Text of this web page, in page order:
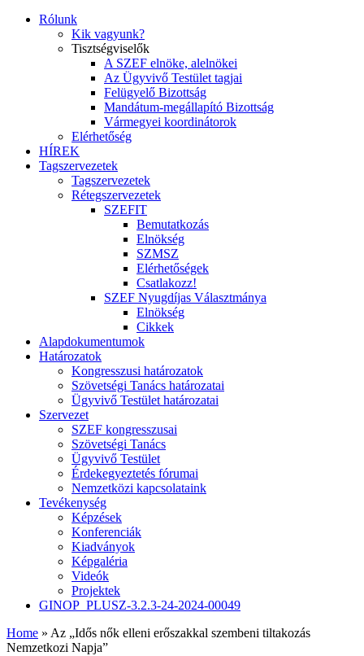
Rólunk
Kik vagyunk?
Tisztségviselők
A SZEF elnöke, alelnökei
Az Ügyvivő Testület tagjai
Felügyelő Bizottság
Mandátum-megállapító Bizottság
Vármegyei koordinátorok
Elérhetőség
HÍREK
Tagszervezetek
Tagszervezetek
Rétegszervezetek
SZEFIT
Bemutatkozás
Elnökség
SZMSZ
Elérhetőségek
Csatlakozz!
SZEF Nyugdíjas Választmánya
Elnökség
Cikkek
Alapdokumentumok
Határozatok
Kongresszusi határozatok
Szövetségi Tanács határozatai
Ügyvivő Testület határozatai
Szervezet
SZEF kongresszusai
Szövetségi Tanács
Ügyvivő Testület
Érdekegyeztetés fórumai
Nemzetközi kapcsolataink
Tevékenység
Képzések
Konferenciák
Kiadványok
Képgaléria
Videók
Projektek
GINOP_PLUSZ-3.2.3-24-2024-00049
Home » Az „Idős nők elleni erőszakkal szembeni tiltakozás
Nemzetkozi Napja”